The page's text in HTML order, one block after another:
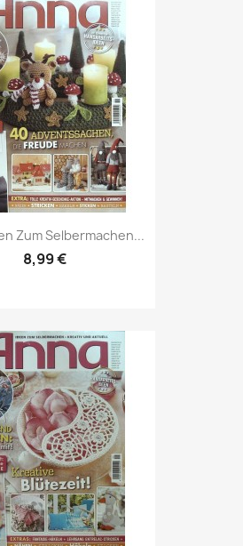
Vorschau
Zum Selbermachen...
8,99 €